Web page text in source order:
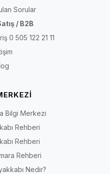
Sorular
/ B2B
0 505 122 21 11
Bilgi Merkezi
Rehberi
Rehberi
Rehberi
Nedir?